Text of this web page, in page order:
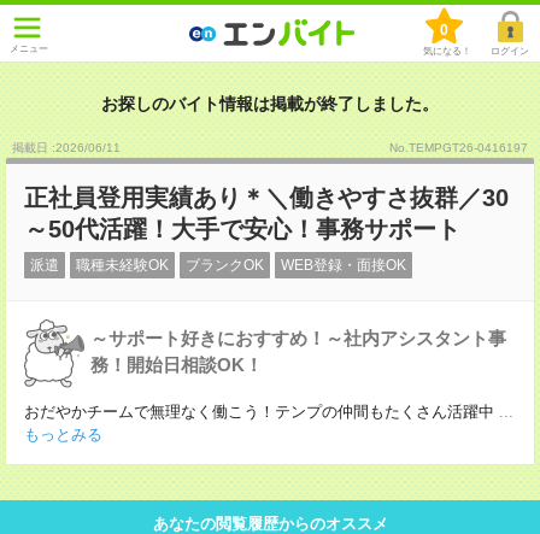
メニュー
0
気になる！ ログイン
お探しのバイト情報は掲載が終了しました。
掲載日 :2026/06/11 No.TEMPGT26-0416197
正社員登用実績あり＊＼働きやすさ抜群／30
～50代活躍！大手で安心！事務サポート
派遣 職種未経験OK ブランクOK WEB登録・面接OK
～サポート好きにおすすめ！～社内アシスタント事
務！開始日相談OK！
おだやかチームで無理なく働こう！テンプの仲間もたくさん活躍中 ...
もっとみる
あなたの閲覧履歴からのオススメ